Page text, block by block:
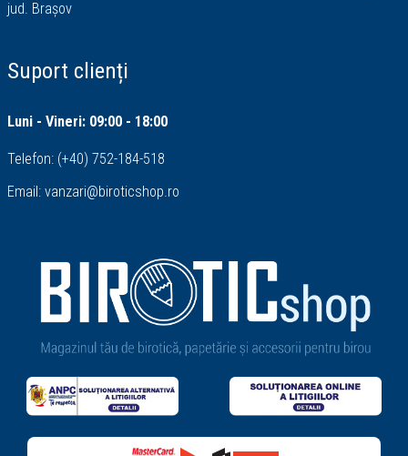
jud. Brașov
Suport clienți
Luni - Vineri: 09:00 - 18:00
Telefon: (+40) 752-184-518
Email: vanzari@biroticshop.ro